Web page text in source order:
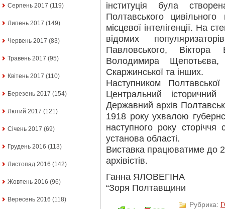
Серпень 2017 (119)
Липень 2017 (149)
Червень 2017 (83)
Травень 2017 (95)
Квітень 2017 (110)
Березень 2017 (154)
Лютий 2017 (121)
Січень 2017 (69)
Грудень 2016 (113)
Листопад 2016 (142)
Жовтень 2016 (96)
Вересень 2016 (118)
інституція була
Полтавського цивільного
місцевої інтелігенції. На
відомих
Павловського,
Володимира
Скаржинської та інших.
Наступником Полтавської
Центральний
Державний архів
1918 року ухвалою
наступного року сторіччя
установа області.
Виставка працюватиме до
архівістів.
Ганна ЯЛОВЕГІНА
“Зоря Полтавщини
Рубрика: